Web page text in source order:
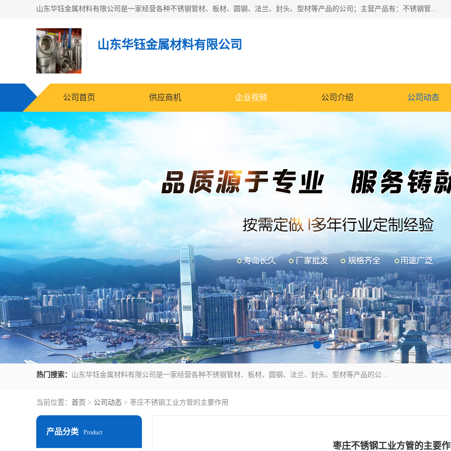
山东华钰金属材料有限公司是一家经营各种不锈钢管材、板材、圆钢、法兰、封头、型材等产品的公司；主营产品有：不锈钢管，激光切割，管件标准件，不锈钢圆钢，不锈钢人孔，不锈钢亮管，不锈钢角钢，不锈钢加工，不锈钢管子，不锈钢工业方管，不锈钢封头，不锈钢法兰，不锈钢阀门，不锈钢槽钢，不锈钢扁钢，不锈钢板等；可为客户制作各种规格的型材及不锈钢配件、非标准件及各种容器具等，能满足客户的不同采购要求。
山东华钰金属材料有限公司
公司首页 供应商机 企业视频 公司介绍 公司动态
热门搜索： 山东华钰金属材料有限公司是一家经营各种不锈钢管材、板材、圆钢、法兰、封头、型材等产品的公司；主营产品有：不锈钢管，激光切割，管件标准件，不锈钢圆钢，不锈钢人孔，不锈钢亮管，不锈钢角钢，不锈钢加工，不锈钢管子，不锈钢工业方管，不锈钢封头，不锈钢法兰，不锈钢阀门，不锈钢槽钢，不锈钢扁钢，不锈钢板等；可为客户制作各种规格的型材及不锈钢配件、非标准件及各种容器具等，能满足客户的不同采购要求。
当前位置： 首页 > 公司动态 > 枣庄不锈钢工业方管的主要作用
产品分类 Product
枣庄不锈钢工业方管的主要